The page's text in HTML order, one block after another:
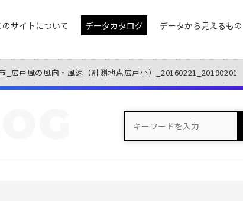
のサイトについて データカタログ データから見えるもの
_広戸風の風向・風速（計測地点広戸小）_20160221_20190201